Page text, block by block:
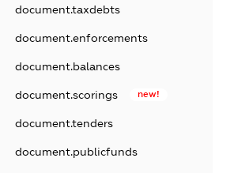
document.taxdebts
document.enforcements
document.balances
document.scorings new!
document.tenders
document.publicfunds